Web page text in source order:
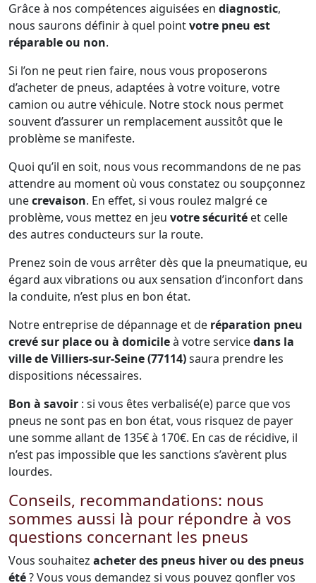
Grâce à nos compétences aiguisées en diagnostic,
nous saurons définir à quel pointvotre pneu est
réparable ou non.
Si l’on ne peut rien faire, nous vous proposerons
d’acheter de pneus, adaptées à votre voiture, votre
camion ou autre véhicule. Notre stock nous permet
souvent d’assurer un remplacement aussitôt que le
problème se manifeste.
Quoi qu’il en soit, nous vous recommandons de ne pas
attendre au moment où vous constatez ou soupçonnez
unecrevaison. En effet, si vous roulez malgré ce
problème, vous mettez en jeu votre sécurité et celle
des autres conducteurs sur la route.
Prenez soin de vous arrêter dès que la pneumatique, eu
égard aux vibrations ou aux sensation d’inconfort dans
la conduite, n’est plus en bon état.
Notre entreprise de dépannage et de réparation pneu
crevé sur place ou à domicileà votre servicedans la
ville de Villiers-sur-Seine (77114)saura prendre les
dispositions nécessaires.
Bon à savoir : si vous êtes verbalisé(e) parce que vos
pneus ne sont pas en bon état, vous risquez de payer
une somme allant de 135€ à 170€. En cas de récidive, il
n’est pas impossible que les sanctions s’avèrent plus
lourdes.
Conseils, recommandations: nous
sommes aussi là pour répondre à vos
questions concernant les pneus
Vous souhaitez acheter des pneus hiver ou des pneus
été? Vous vous demandez si vous pouvez gonfler vos